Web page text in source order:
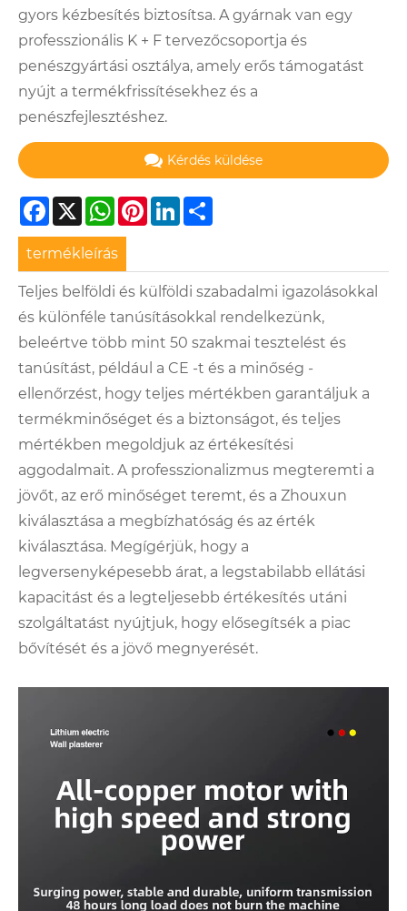
gyors kézbesítés biztosítsa. A gyárnak van egy
professzionális K + F tervezőcsoportja és
penészgyártási osztálya, amely erős támogatást
nyújt a termékfrissítésekhez és a
penészfejlesztéshez.
Kérdés küldése
Facebook
X WhatsApp
Pinterest
LinkedIn
termékleírás
Teljes belföldi és külföldi szabadalmi igazolásokkal
és különféle tanúsításokkal rendelkezünk,
beleértve több mint 50 szakmai tesztelést és
tanúsítást, például a CE -t és a minőség -
ellenőrzést, hogy teljes mértékben garantáljuk a
termékminőséget és a biztonságot, és teljes
mértékben megoldjuk az értékesítési
aggodalmait. A professzionalizmus megteremti a
jövőt, az erő minőséget teremt, és a Zhouxun
kiválasztása a megbízhatóság és az érték
kiválasztása. Megígérjük, hogy a
legversenyképesebb árat, a legstabilabb ellátási
kapacitást és a legteljesebb értékesítés utáni
szolgáltatást nyújtjuk, hogy elősegítsék a piac
bővítését és a jövő megnyerését.